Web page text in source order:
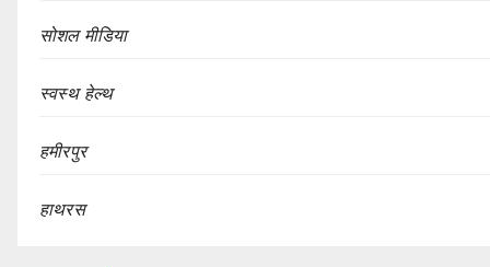
सोशल मीडिया
स्वस्थ हेल्थ
हमीरपुर
हाथरस